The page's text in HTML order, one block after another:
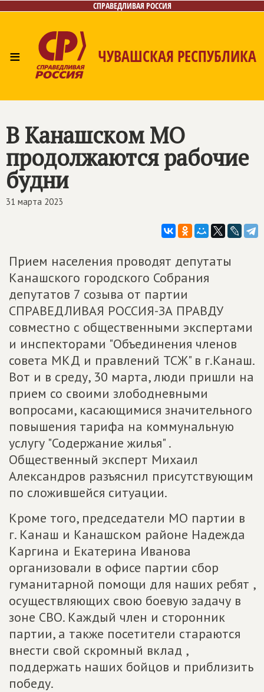
СПРАВЕДЛИВАЯ РОССИЯ
≡ ЧУВАШСКАЯ РЕСПУБЛИКА
Контакты
В Канашском МО
продолжаются рабочие
будни
31 марта 2023
Прием населения проводят депутаты
Канашского городского Собрания
депутатов 7 созыва от партии
СПРАВЕДЛИВАЯ РОССИЯ-ЗА ПРАВДУ
совместно с общественными экспертами
и инспекторами "Объединения членов
совета МКД и правлений ТСЖ" в г.Канаш.
Вот и в среду, 30 марта, люди пришли на
прием со своими злободневными
вопросами, касающимися значительного
повышения тарифа на коммунальную
услугу "Содержание жилья" .
Общественный эксперт Михаил
Александров разъяснил присутствующим
по сложившейся ситуации.
Кроме того, председатели МО партии в
г. Канаш и Канашском районе Надежда
Каргина и Екатерина Иванова
организовали в офисе партии сбор
гуманитарной помощи для наших ребят ,
осуществляющих свою боевую задачу в
зоне СВО. Каждый член и сторонник
партии, а также посетители стараются
внести свой скромный вклад ,
поддержать наших бойцов и приблизить
победу.